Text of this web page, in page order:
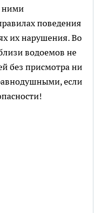
ними
поведения
их нарушения. Во
водоемов не
без присмотра ни
если